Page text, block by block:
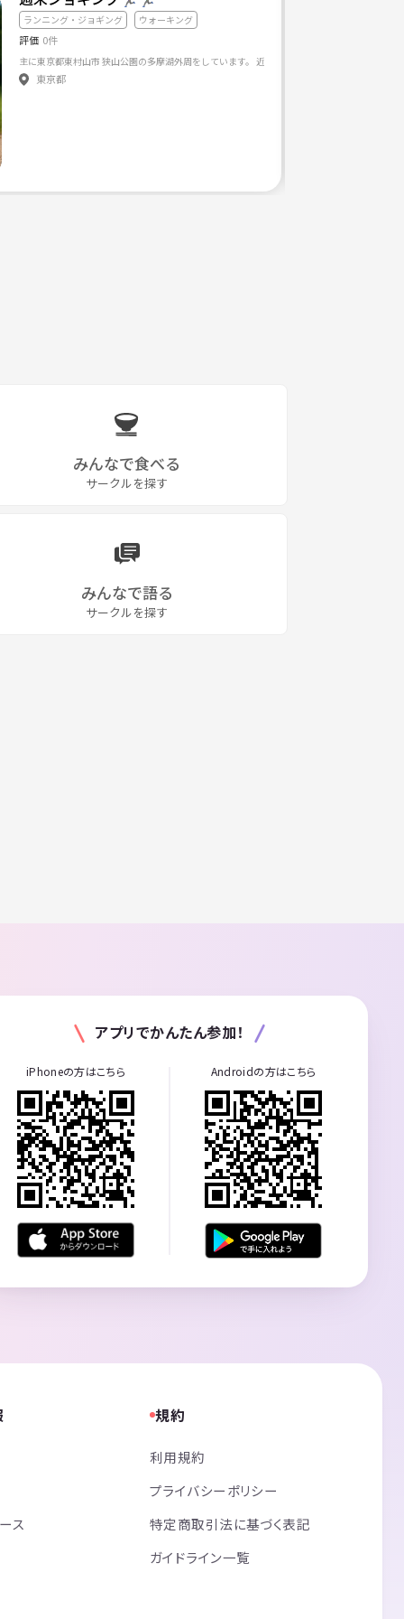
ランニング・ジョギング ウォーキング
評価 0件
東京都
みんなで食べる
サークルを探す
みんなで語る
サークルを探す
アプリでかんたん参加！
iPhoneの方はこちら Androidの方はこちら
ス
規約
利用規約
プライバシーポリシー
特定商取引法に基づく表記
ガイドライン一覧